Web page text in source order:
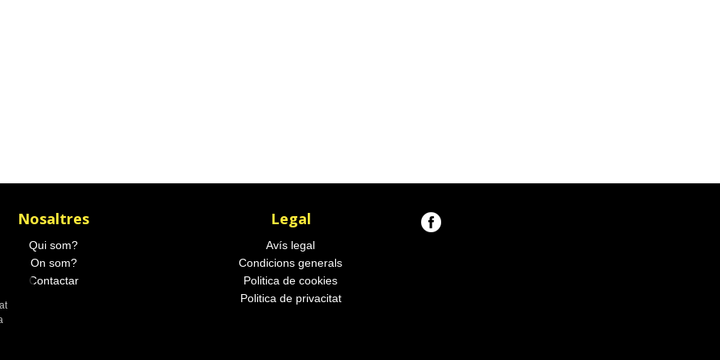
Nosaltres
Qui som?
On som?
Contactar
Legal
Avís legal
Condicions generals
Politica de cookies
Politica de privacitat